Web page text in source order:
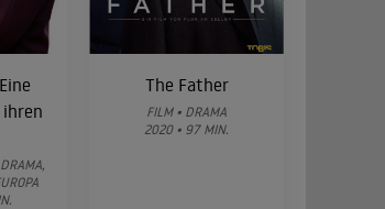
The Father
FILM • DRAMA
2020 • 97 MIN.